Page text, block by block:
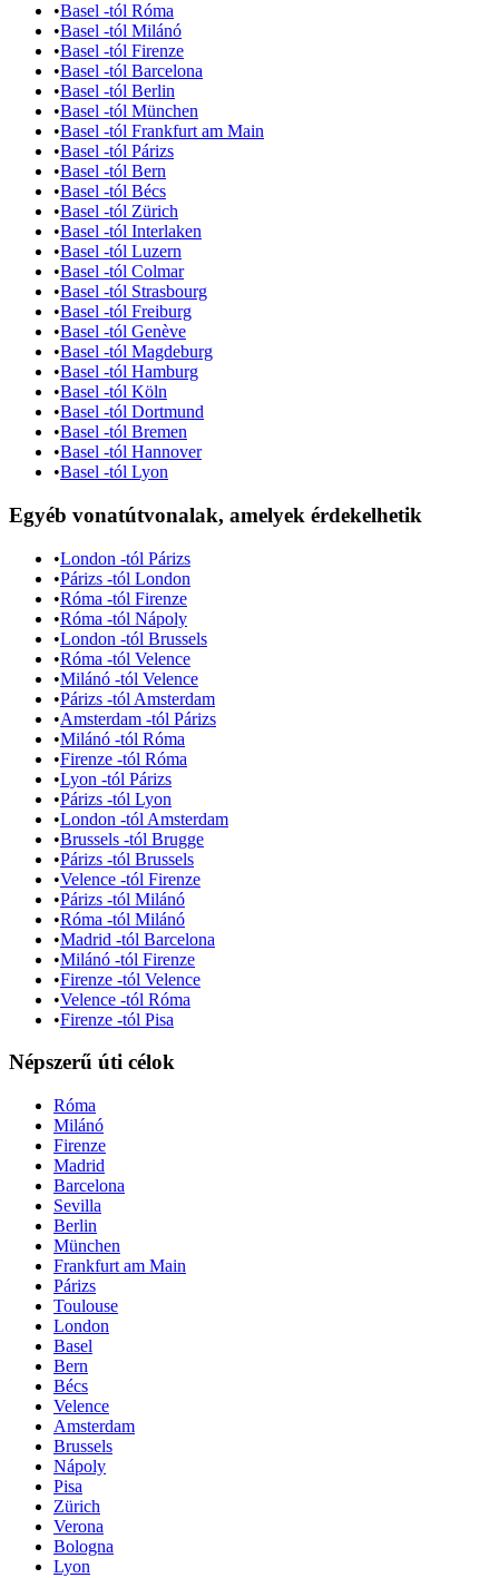
•Basel -tól Róma
•Basel -tól Milánó
•Basel -tól Firenze
•Basel -tól Barcelona
•Basel -tól Berlin
•Basel -tól München
•Basel -tól Frankfurt am Main
•Basel -tól Párizs
•Basel -tól Bern
•Basel -tól Bécs
•Basel -tól Zürich
•Basel -tól Interlaken
•Basel -tól Luzern
•Basel -tól Colmar
•Basel -tól Strasbourg
•Basel -tól Freiburg
•Basel -tól Genève
•Basel -tól Magdeburg
•Basel -tól Hamburg
•Basel -tól Köln
•Basel -tól Dortmund
•Basel -tól Bremen
•Basel -tól Hannover
•Basel -tól Lyon
Egyéb vonatútvonalak, amelyek érdekelhetik
•London -tól Párizs
•Párizs -tól London
•Róma -tól Firenze
•Róma -tól Nápoly
•London -tól Brussels
•Róma -tól Velence
•Milánó -tól Velence
•Párizs -tól Amsterdam
•Amsterdam -tól Párizs
•Milánó -tól Róma
•Firenze -tól Róma
•Lyon -tól Párizs
•Párizs -tól Lyon
•London -tól Amsterdam
•Brussels -tól Brugge
•Párizs -tól Brussels
•Velence -tól Firenze
•Párizs -tól Milánó
•Róma -tól Milánó
•Madrid -tól Barcelona
•Milánó -tól Firenze
•Firenze -tól Velence
•Velence -tól Róma
•Firenze -tól Pisa
Népszerű úti célok
Róma
Milánó
Firenze
Madrid
Barcelona
Sevilla
Berlin
München
Frankfurt am Main
Párizs
Toulouse
London
Basel
Bern
Bécs
Velence
Amsterdam
Brussels
Nápoly
Pisa
Zürich
Verona
Bologna
Lyon